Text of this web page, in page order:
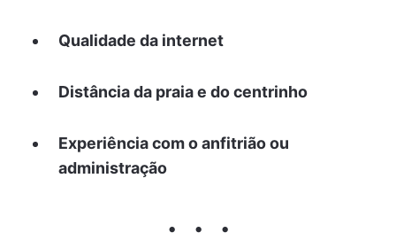
Qualidade da internet
Distância da praia e do centrinho
Experiência com o anfitrião ou
administração